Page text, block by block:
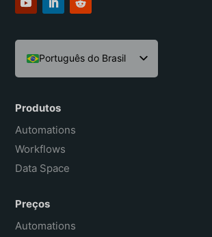
Português do Brasil
English
Español
Français
Produtos
Automations
Workflows
Data Space
Preços
Automations